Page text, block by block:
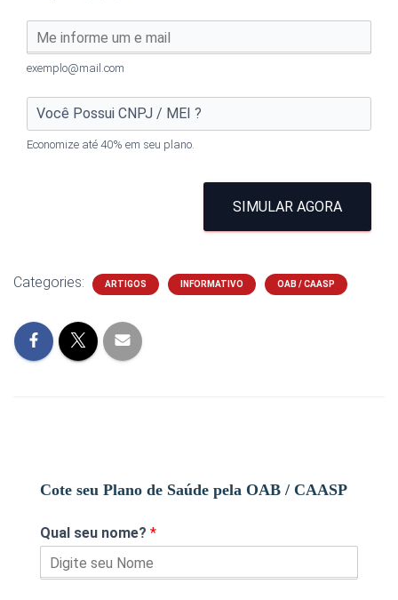
exemplo@mail.com
Economize até 40% em seu plano.
SIMULAR AGORA
Categories: ARTIGOS INFORMATIVO OAB / CAASP
Cote seu Plano de Saúde pela OAB / CAASP
Qual seu nome? *